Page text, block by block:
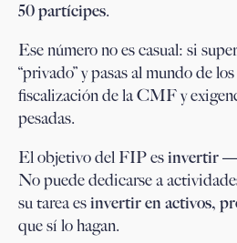
50 partícipes.
Ese número no es casual: si
“privado” y pasas al mundo de
fiscalización de la CMF y
pesadas.
El objetivo del FIP esinvertir
No puede dedicarse a
su tarea esinvertir en activos,
que sí lo hagan.